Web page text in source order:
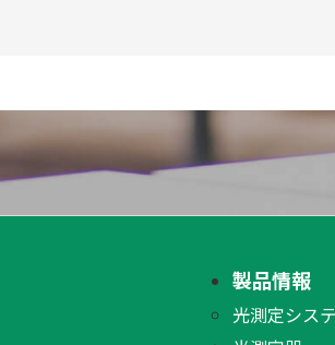
製品情報
光測定シス